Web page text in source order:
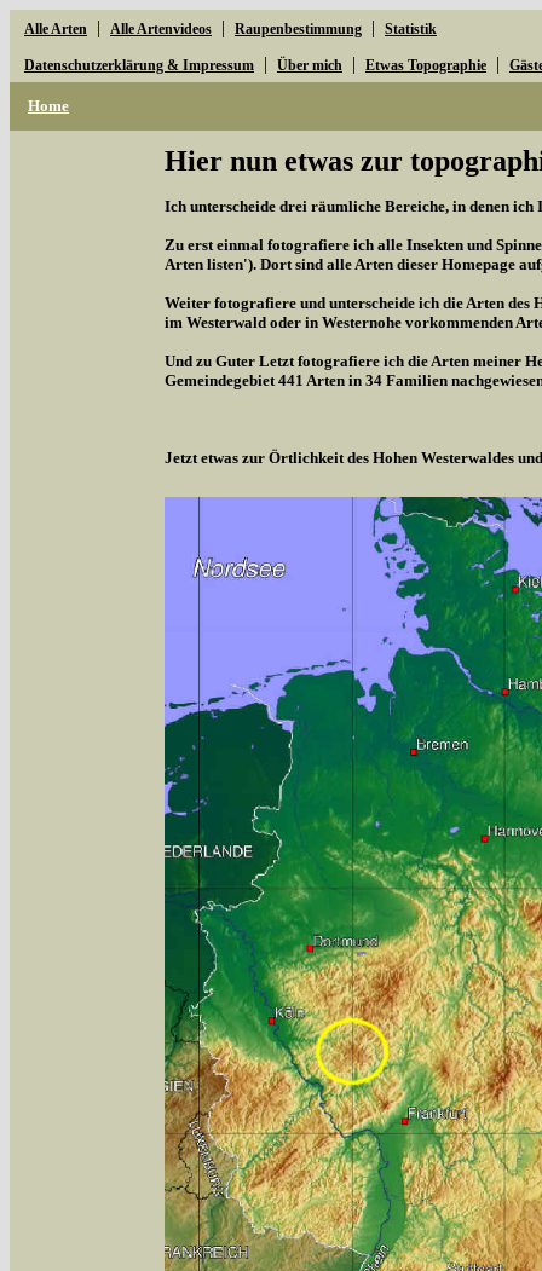
Alle Arten | Alle Artenvideos | Raupenbestimmung | Statistik
Datenschutzerklärung & Impressum | Über mich | Etwas Topographie |
Home
Hier nun etwas zur
Ich unterscheide drei räumliche Bereiche, in denen ich
Zu erst einmal fotografiere ich alle Insekten und
Arten listen'). Dort sind alle Arten dieser Homepage
Weiter fotografiere und unterscheide ich die Arten des
im Westerwald oder in Westernohe vorkommenden
Und zu Guter Letzt fotografiere ich die Arten meiner
Gemeindegebiet 441 Arten in 34 Familien
Jetzt etwas zur Örtlichkeit des Hohen Westerwaldes